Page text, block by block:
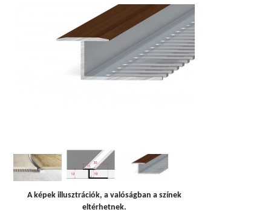
A képek illusztrációk, a valóságban a színek
eltérhetnek.